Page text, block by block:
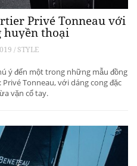
Privé Tonneau với
huyền thoại
/ STYLE
ý đến một trong những mẫu đồng
Tonneau, với dáng cong đặc
vặn cổ tay.